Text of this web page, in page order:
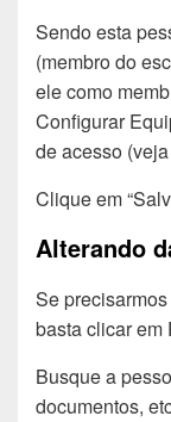
Sendo esta
(membro do
ele como
Configurar
de acesso
Clique em
Alterando
Se
basta clicar em
Busque a
documentos,